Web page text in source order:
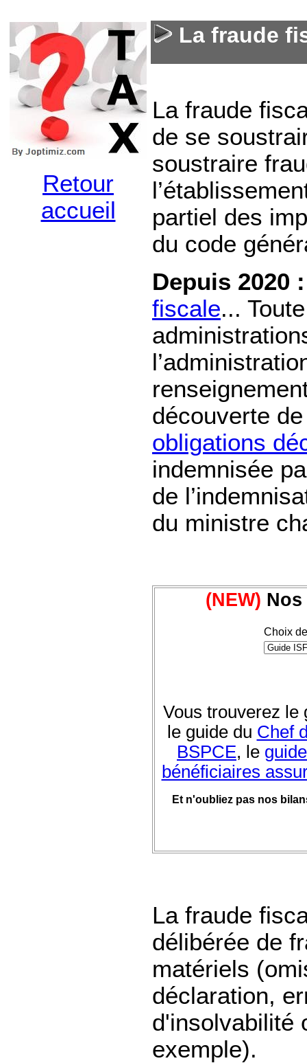
Retour
accueil
La fraude
La fraude
de se
soustraire
partiel des
du code
Depuis 2020
fiscale...
découverte
obligations
indemnisée
de
du ministre
(NEW)
Choix
Vous trouverez le
le guide du Chef
BSPCE, le
bénéficiaires
Et n'oubliez pas nos
La fraude
délibérée de
matériels
déclaration,
d'insolvabilité
exemple).